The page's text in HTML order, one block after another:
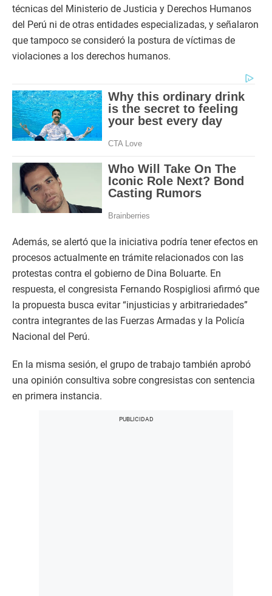
técnicas del Ministerio de Justicia y Derechos Humanos
del Perú ni de otras entidades especializadas, y señalaron
que tampoco se consideró la postura de víctimas de
violaciones a los derechos humanos.
Además, se alertó que la iniciativa podría tener efectos en
procesos actualmente en trámite relacionados con las
protestas contra el gobierno de Dina Boluarte. En
respuesta, el congresista Fernando Rospigliosi afirmó que
la propuesta busca evitar “injusticias y arbitrariedades”
contra integrantes de las Fuerzas Armadas y la Policía
Nacional del Perú.
En la misma sesión, el grupo de trabajo también aprobó
una opinión consultiva sobre congresistas con sentencia
en primera instancia.